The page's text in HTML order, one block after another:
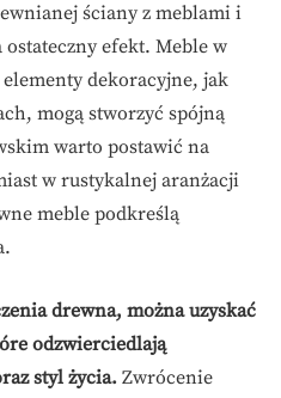
ściany z meblami i
efekt. Meble w
dekoracyjne, jak
mogą stworzyć spójną
warto postawić na
w rustykalnej aranżacji
meble podkreślą
drewna, można uzyskać
odzwierciedlają
styl życia. Zwrócenie